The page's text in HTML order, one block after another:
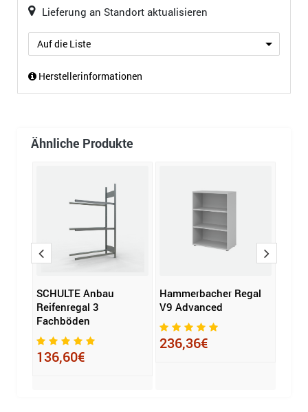
Lieferung an Standort aktualisieren
Auf die Liste
Herstellerinformationen
Ähnliche Produkte
SCHULTE Anbau
Reifenregal 3
Fachböden
136,60€
Hammerbacher Regal
V9 Advanced
236,36€